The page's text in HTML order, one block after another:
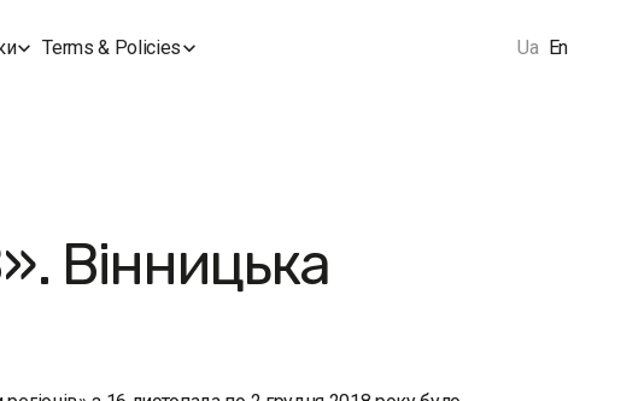
Terms & Policies Ua En
Вінницька